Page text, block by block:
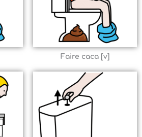
Faire caca [v]